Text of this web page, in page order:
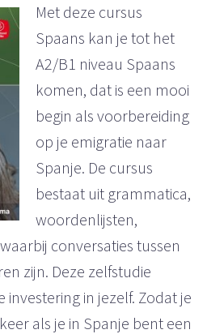
Met deze cursus
Spaans kan je tot het
A2/B1 niveau Spaans
komen, dat is een mooi
begin als voorbereiding
op je emigratie naar
Spanje. De cursus
bestaat uit grammatica,
woordenlijsten,
conversaties tussen
zijn. Deze zelfstudie
investering in jezelf. Zodat je
als je in Spanje bent een